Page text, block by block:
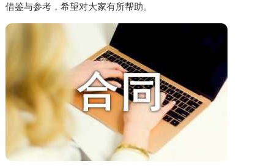
借鉴与参考，希望对大家有所帮助。